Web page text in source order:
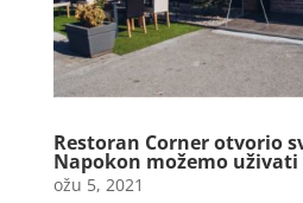
Restoran Corner otvorio
Napokon možemo
ožu 5, 2021